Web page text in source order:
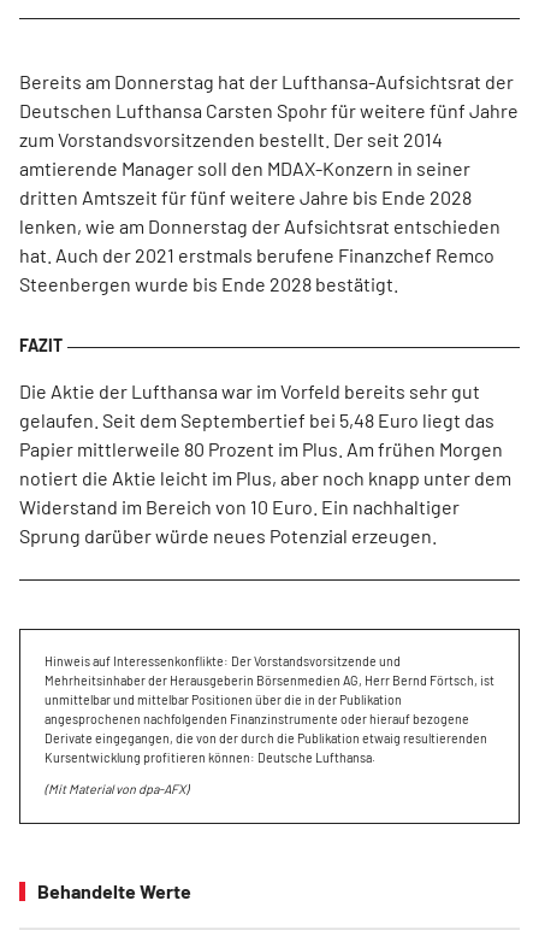
Bereits am Donnerstag hat der Lufthansa-Aufsichtsrat der
Deutschen Lufthansa Carsten Spohr für weitere fünf Jahre
zum Vorstandsvorsitzenden bestellt. Der seit 2014
amtierende Manager soll den MDAX-Konzern in seiner
dritten Amtszeit für fünf weitere Jahre bis Ende 2028
lenken, wie am Donnerstag der Aufsichtsrat entschieden
hat. Auch der 2021 erstmals berufene Finanzchef Remco
Steenbergen wurde bis Ende 2028 bestätigt.
Die Aktie der Lufthansa war im Vorfeld bereits sehr gut
gelaufen. Seit dem Septembertief bei 5,48 Euro liegt das
Papier mittlerweile 80 Prozent im Plus. Am frühen Morgen
notiert die Aktie leicht im Plus, aber noch knapp unter dem
Widerstand im Bereich von 10 Euro. Ein nachhaltiger
Sprung darüber würde neues Potenzial erzeugen.
Hinweis auf Interessenkonflikte: Der Vorstandsvorsitzende und
Mehrheitsinhaber der Herausgeberin Börsenmedien AG, Herr Bernd Förtsch, ist
unmittelbar und mittelbar Positionen über die in der Publikation
angesprochenen nachfolgenden Finanzinstrumente oder hierauf bezogene
Derivate eingegangen, die von der durch die Publikation etwaig resultierenden
Kursentwicklung profitieren können: Deutsche Lufthansa.
(Mit Material von dpa-AFX)
Behandelte Werte